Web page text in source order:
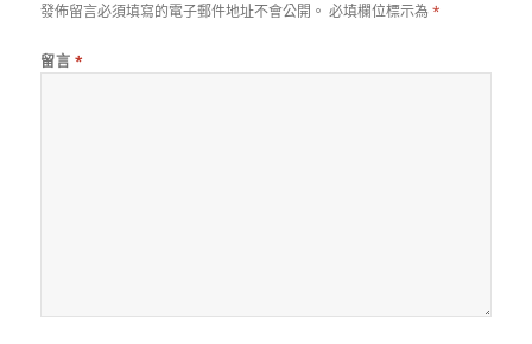
發佈留言必須填寫的電子郵件地址不會公開。 必填欄位標示為*
留言 *